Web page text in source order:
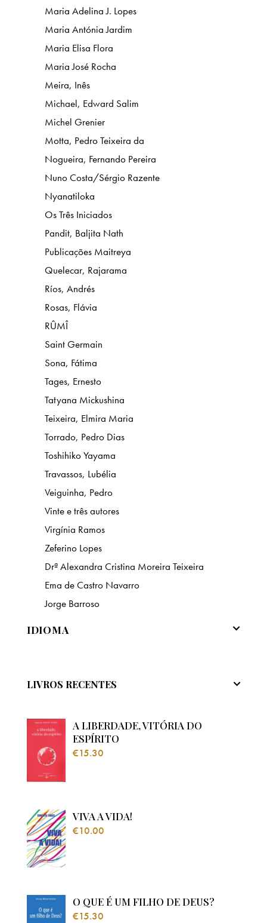
Maria Adelina J. Lopes
Maria Antónia Jardim
Maria Elisa Flora
Maria José Rocha
Meira, Inês
Michael, Edward Salim
Michel Grenier
Motta, Pedro Teixeira da
Nogueira, Fernando Pereira
Nuno Costa/Sérgio Razente
Nyanatiloka
Os Três Iniciados
Pandit, Baljita Nath
Publicações Maitreya
Quelecar, Rajarama
Ríos, Andrés
Rosas, Flávia
RÛMÎ
Saint Germain
Sona, Fátima
Tages, Ernesto
Tatyana Mickushina
Teixeira, Elmira Maria
Torrado, Pedro Dias
Toshihiko Yayama
Travassos, Lubélia
Veiguinha, Pedro
Vinte e três autores
Virgínia Ramos
Zeferino Lopes
Drª Alexandra Cristina Moreira Teixeira
Ema de Castro Navarro
Jorge Barroso
IDIOMA
LIVROS RECENTES
A LIBERDADE, VITÓRIA DO
ESPÍRITO
€15.30
VIVA A VIDA!
€10.00
O QUE É UM FILHO DE DEUS?
€15.30